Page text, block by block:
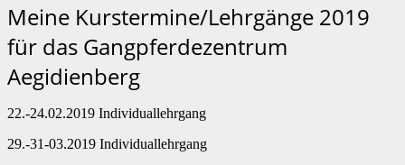
Meine Kurstermine/Lehrgänge 2019
für das Gangpferdezentrum
Aegidienberg
22.-24.02.2019 Individuallehrgang
29.-31-03.2019 Individuallehrgang